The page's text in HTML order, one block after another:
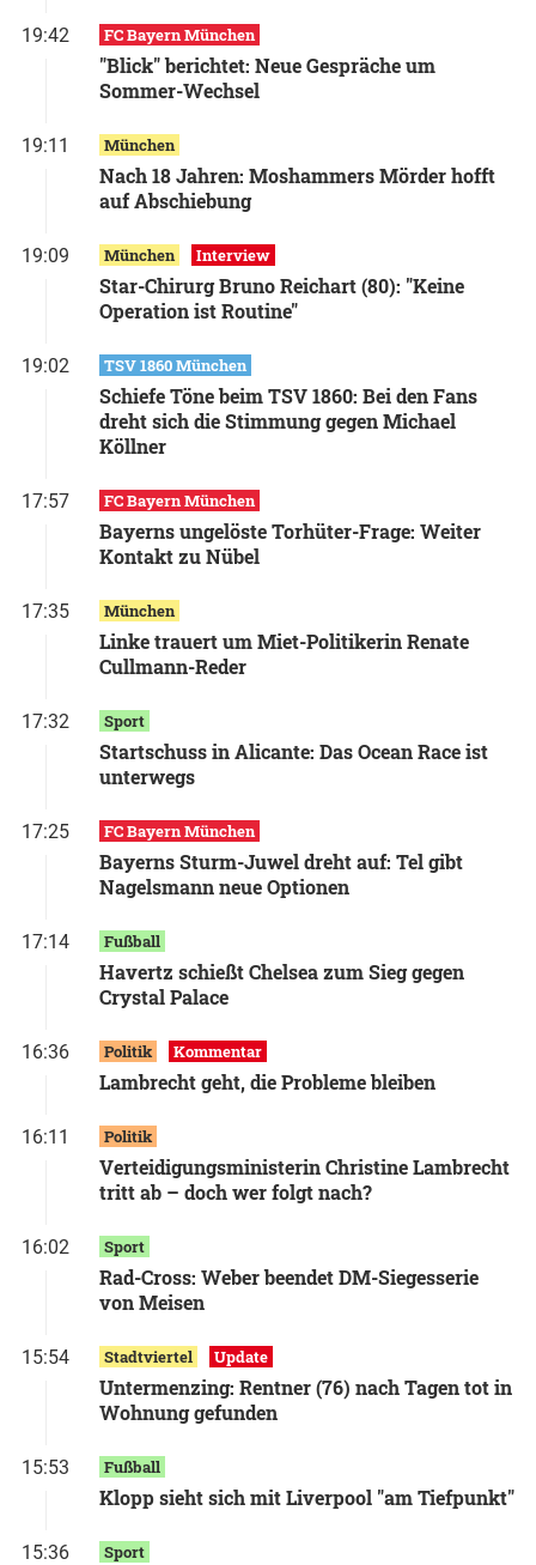
19:42 FC Bayern München
"Blick" berichtet: Neue Gespräche um
Sommer-Wechsel
19:11 München
Nach 18 Jahren: Moshammers Mörder hofft
auf Abschiebung
19:09 München Interview
Star-Chirurg Bruno Reichart (80): "Keine
Operation ist Routine"
19:02 TSV 1860 München
Schiefe Töne beim TSV 1860: Bei den Fans
dreht sich die Stimmung gegen Michael
Köllner
17:57 FC Bayern München
Bayerns ungelöste Torhüter-Frage: Weiter
Kontakt zu Nübel
17:35 München
Linke trauert um Miet-Politikerin Renate
Cullmann-Reder
17:32 Sport
Startschuss in Alicante: Das Ocean Race ist
unterwegs
17:25 FC Bayern München
Bayerns Sturm-Juwel dreht auf: Tel gibt
Nagelsmann neue Optionen
17:14 Fußball
Havertz schießt Chelsea zum Sieg gegen
Crystal Palace
16:36 Politik Kommentar
Lambrecht geht, die Probleme bleiben
16:11 Politik
Verteidigungsministerin Christine Lambrecht
tritt ab – doch wer folgt nach?
16:02 Sport
Rad-Cross: Weber beendet DM-Siegesserie
von Meisen
15:54 Stadtviertel Update
Untermenzing: Rentner (76) nach Tagen tot in
Wohnung gefunden
15:53 Fußball
Klopp sieht sich mit Liverpool "am Tiefpunkt"
15:36 Sport